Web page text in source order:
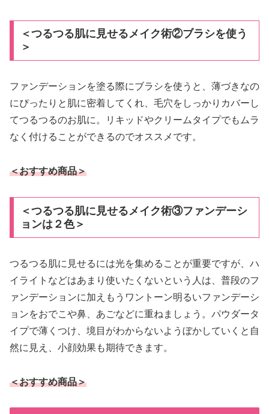
＜つるつる肌に見せるメイク術②ブラシを使う
＞
ファンデーションを塗る際にブラシを使うと、薄づきなの
にぴったりと肌に密着してくれ、毛穴をしっかりカバーし
てつるつるのお肌に。リキッドやクリームタイプでもムラ
なく付けることができるのでオススメです。
＜おすすめ商品＞
＜つるつる肌に見せるメイク術③ファンデーシ
ョンは２色＞
つるつる肌に見せるには光を集めることが重要ですが、ハ
イライトなどはあまり使いたくないという人は、普段のフ
ァンデーションに加えもうワントーン明るいファンデーシ
ョンをおでこや鼻、あごなどに重ねましょう。パウダータ
イプで薄くつけ、境目がわからないようぼかしていくと自
然に見え、小顔効果も期待できます。
＜おすすめ商品＞